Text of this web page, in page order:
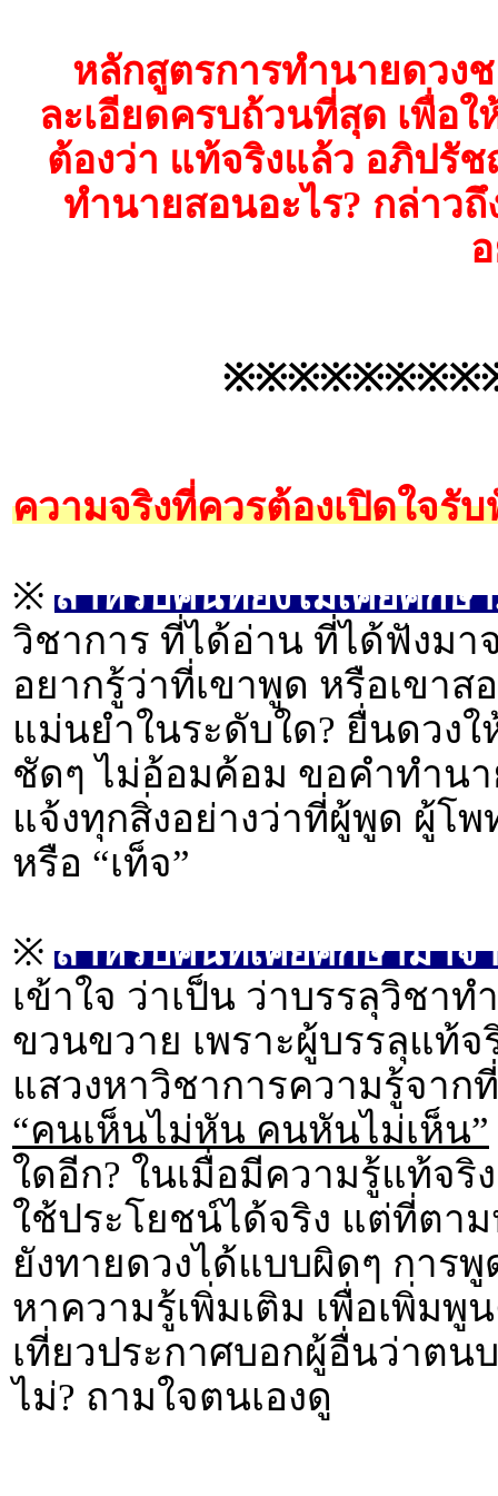
หลักสูตรการทำนายดวง
ละเอียดครบถ้วนที่สุด เพื่อ
ต้องว่า แท้จริงแล้ว อภิปรั
ทำนายสอนอะไร? กล่าว
ความจริงที่ควรต้องเปิดใจรับ
※ สำหรับคนที่ยังไม่เคยศึกษา
วิชาการ ที่ได้อ่าน ที่ได้ฟังมา
อยากรู้ว่าที่เขาพูด หรือเขา
แม่นยำในระดับใด? ยื่นดวง
ชัดๆ ไม่อ้อมค้อม ขอคำทำน
แจ้งทุกสิ่งอย่างว่าที่ผู้พูด ผู้โ
หรือ “เท็จ”
※ สำหรับคนที่เคยศึกษามาจ
เข้าใจ ว่าเป็น ว่าบรรลุวิชา
ขวนขวาย เพราะผู้บรรลุแท้จ
แสวงหาวิชาการความรู้จาก
“คนเห็นไม่หัน คนหันไม่เห็น”
ใดอีก? ในเมื่อมีความรู้แท้จ
ใช้ประโยชน์ได้จริง แต่ที่ตา
ยังทายดวงได้แบบผิดๆ การ
หาความรู้เพิ่มเติม เพื่อเพิ่มพู
เที่ยวประกาศบอกผู้อื่นว่าตน
ไม่? ถามใจตนเองดู